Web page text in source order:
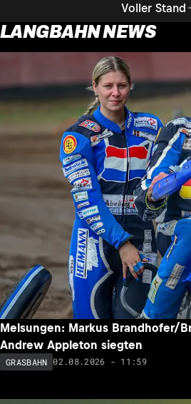
Voller Stand
LANGBAHN NEWS
Melsungen: Markus Brandhofer/
Andrew Appleton siegten
GRASBAHN 02.08.2026 - 11:59